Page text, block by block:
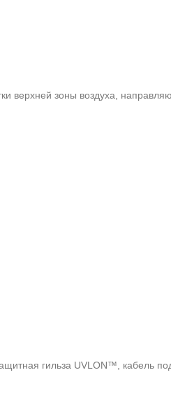
верхней зоны воздуха,
гильза UVLON™, кабель